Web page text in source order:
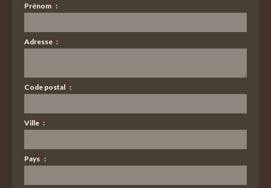
Prénom*:
Adresse*:
Code postal*:
Ville*:
Pays*: